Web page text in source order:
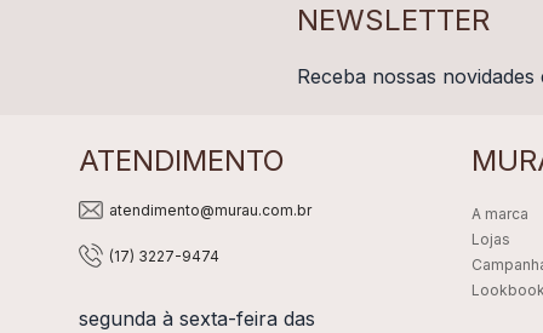
NEWSLETTER
Receba nossas
ATENDIMENTO
atendimento@murau.com.br
(17) 3227-9474
segunda à sexta-feira das
A marca
Lojas